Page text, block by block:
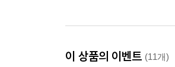
이 상품의 이벤트 (11개)